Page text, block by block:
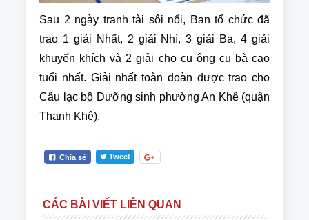
Sau 2 ngày tranh tài sôi nổi, Ban tổ chức đã
trao 1 giải Nhất, 2 giải Nhì, 3 giải Ba, 4 giải
khuyến khích và 2 giải cho cụ ông cụ bà cao
tuổi nhất. Giải nhất toàn đoàn được trao cho
Câu lạc bộ Dưỡng sinh phường An Khê (quận
Thanh Khê).
Chia sẻ Tweet
CÁC BÀI VIẾT LIÊN QUAN